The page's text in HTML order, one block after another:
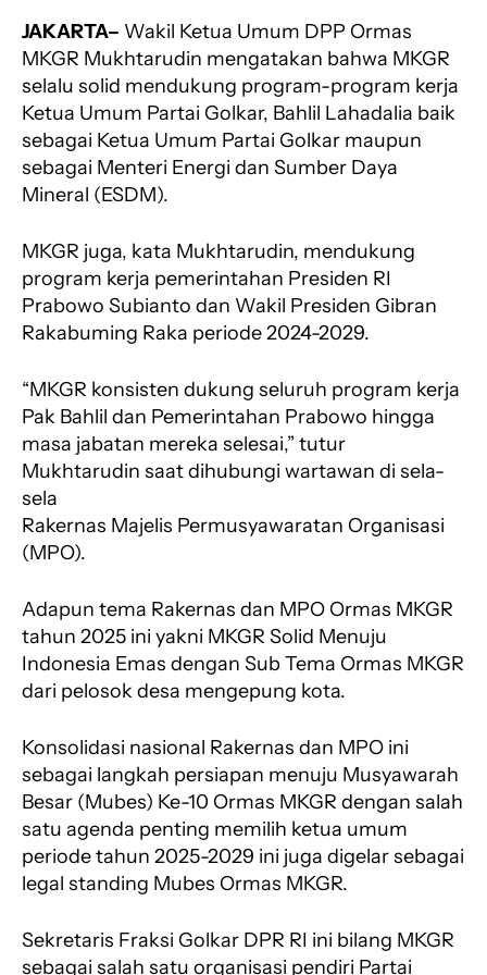
c
e
b
o
o
k
a
t
s
A
p
p
l
e
g
r
a
m
r
e
a
d
s
a
r
e
JAKARTA– Wakil Ketua Umum DPP Ormas
MKGR Mukhtarudin mengatakan bahwa MKGR
selalu solid mendukung program-program kerja
Ketua Umum Partai Golkar, Bahlil Lahadalia baik
sebagai Ketua Umum Partai Golkar maupun
sebagai Menteri Energi dan Sumber Daya
Mineral (ESDM).
MKGR juga, kata Mukhtarudin, mendukung
program kerja pemerintahan Presiden RI
Prabowo Subianto dan Wakil Presiden Gibran
Rakabuming Raka periode 2024-2029.
“MKGR konsisten dukung seluruh program kerja
Pak Bahlil dan Pemerintahan Prabowo hingga
masa jabatan mereka selesai,” tutur
Mukhtarudin saat dihubungi wartawan di sela-
sela
Rakernas Majelis Permusyawaratan Organisasi
(MPO).
Adapun tema Rakernas dan MPO Ormas MKGR
tahun 2025 ini yakni MKGR Solid Menuju
Indonesia Emas dengan Sub Tema Ormas MKGR
dari pelosok desa mengepung kota.
Konsolidasi nasional Rakernas dan MPO ini
sebagai langkah persiapan menuju Musyawarah
Besar (Mubes) Ke-10 Ormas MKGR dengan salah
satu agenda penting memilih ketua umum
periode tahun 2025-2029 ini juga digelar sebagai
legal standing Mubes Ormas MKGR.
Sekretaris Fraksi Golkar DPR RI ini bilang MKGR
sebagai salah satu organisasi pendiri Partai